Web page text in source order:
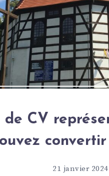
de CV
21 janvier 2024